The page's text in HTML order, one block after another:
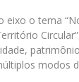
eixo o tema
modos